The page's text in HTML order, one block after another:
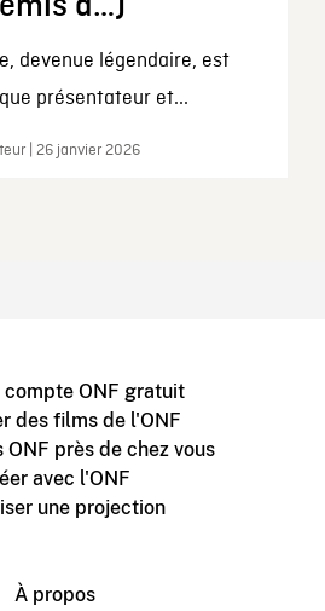
devenue légendaire, est
présentateur et...
| 26 janvier 2026
compte ONF gratuit
des films de l'ONF
ONF près de chez vous
avec l'ONF
une projection
À propos